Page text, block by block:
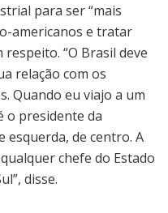
para ser “mais
americanos e tratar
“O Brasil deve
relação com os
Quando eu viajo a um
o presidente da
esquerda, de centro. A
chefe do Estado
disse.